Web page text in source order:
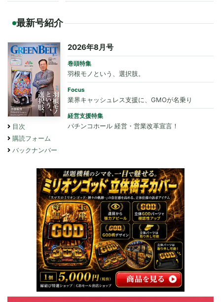
最新号紹介
目次
購読フォーム
バックナンバー
2026年8月号
巻頭特集
羽根モノという、選択肢。
Focus
業界キャッシュレス支援に、GMOが名乗り
経営支援特集
パチンコホール 経営・営業改革宣言！